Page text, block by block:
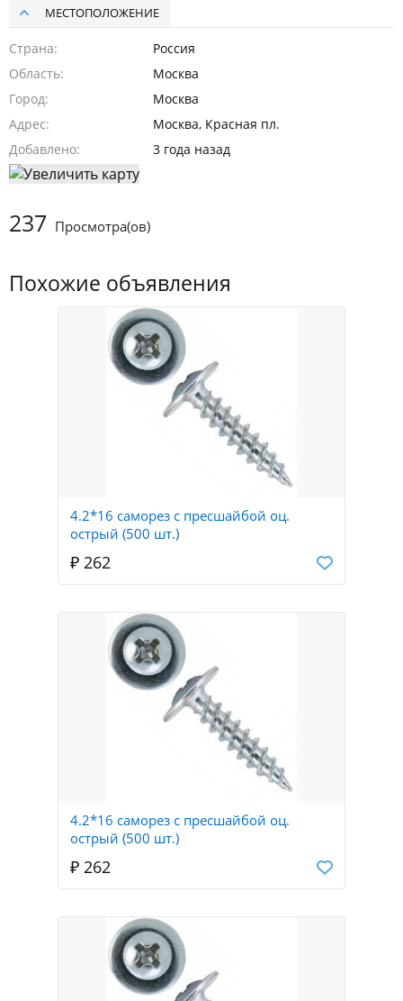
Похожие объявления
4.2*16 саморез с пресшайбой оц.
острый (500 шт.)
₽ 262
4.2*16 саморез с пресшайбой оц.
острый (500 шт.)
₽ 262
МЕСТОПОЛОЖЕНИЕ
Страна
Россия
Область
Москва
Город
Москва
Адрес
Москва, Красная пл.
Добавлено
3 года назад
237 Просмотра(ов)